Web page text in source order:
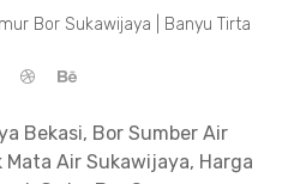
Bor Sukawijaya | Banyu Tirta
Bekasi, Bor Sumber Air
Air Sukawijaya, Harga